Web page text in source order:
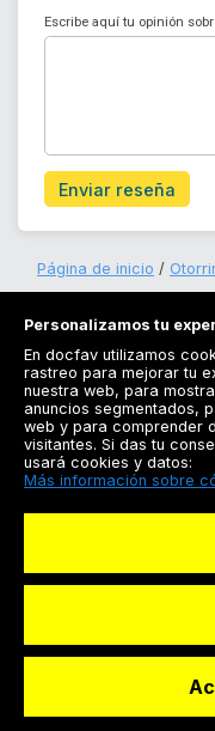
Escribe aquí tu opinión
Enviar reseña
Página de inicio
Docfav
©
Personalizamos tu
En docfav utilizamos
rastreo para mejorar tu
nuestra web, para
anuncios segmentados,
web y para comprender
visitantes. Si das tu
usará cookies y datos:
Más información sobre